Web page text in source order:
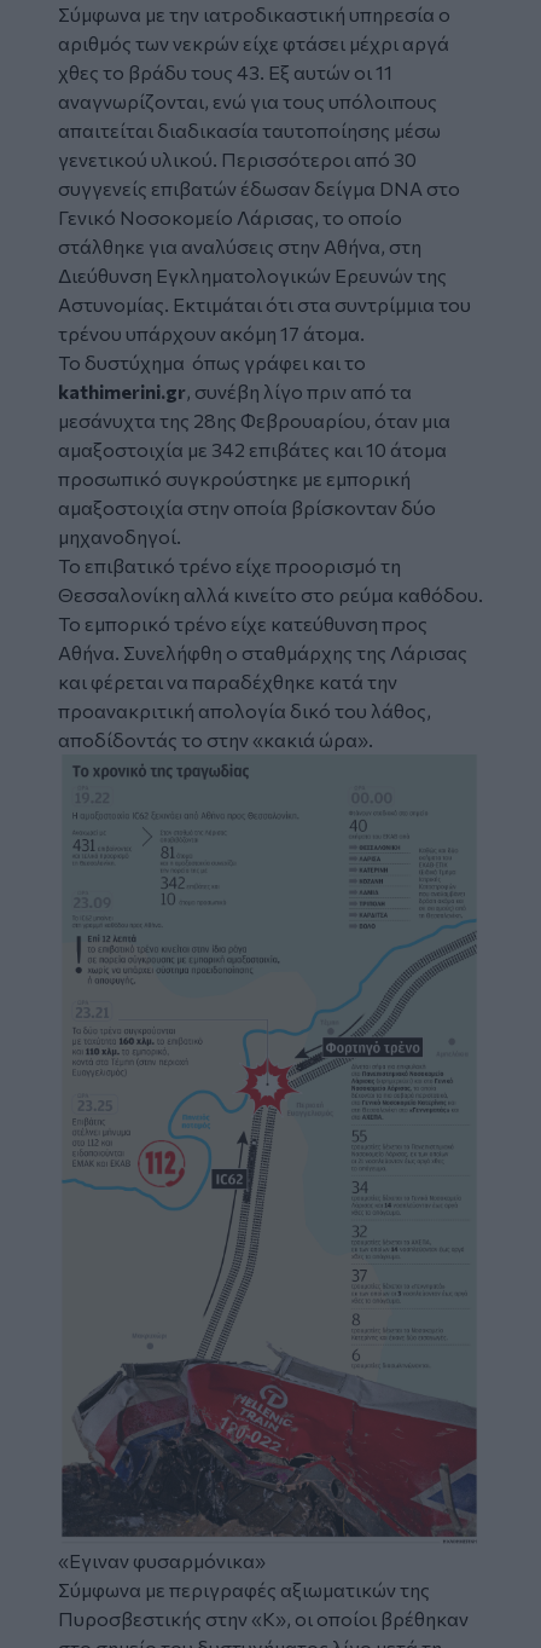
Σύμφωνα με την ιατροδικαστική υπηρεσία ο
αριθμός των νεκρών είχε φτάσει μέχρι αργά
χθες το βράδυ τους 43. Εξ αυτών οι 11
αναγνωρίζονται, ενώ για τους υπόλοιπους
απαιτείται διαδικασία ταυτοποίησης μέσω
γενετικού υλικού. Περισσότεροι από 30
συγγενείς επιβατών έδωσαν δείγμα DNA στο
Γενικό Νοσοκομείο Λάρισας, το οποίο
στάλθηκε για αναλύσεις στην Αθήνα, στη
Διεύθυνση Εγκληματολογικών Ερευνών της
Αστυνομίας. Εκτιμάται ότι στα συντρίμμια του
τρένου υπάρχουν ακόμη 17 άτομα.
Το δυστύχημα όπως γράφει και το
kathimerini.gr, συνέβη λίγο πριν από τα
μεσάνυχτα της 28ης Φεβρουαρίου, όταν μια
αμαξοστοιχία με 342 επιβάτες και 10 άτομα
προσωπικό συγκρούστηκε με εμπορική
αμαξοστοιχία στην οποία βρίσκονταν δύο
μηχανοδηγοί.
Το επιβατικό τρένο είχε προορισμό τη
Θεσσαλονίκη αλλά κινείτο στο ρεύμα καθόδου.
Το εμπορικό τρένο είχε κατεύθυνση προς
Αθήνα. Συνελήφθη ο σταθμάρχης της Λάρισας
και φέρεται να παραδέχθηκε κατά την
προανακριτική απολογία δικό του λάθος,
αποδίδοντάς το στην «κακιά ώρα».
«Εγιναν φυσαρμόνικα»
Σύμφωνα με περιγραφές αξιωματικών της
Πυροσβεστικής στην «Κ», οι οποίοι βρέθηκαν